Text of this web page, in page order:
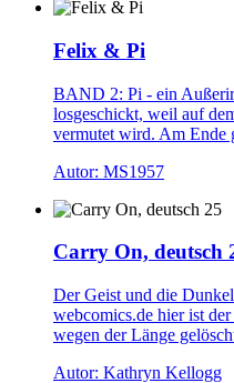
Felix & Pi
BAND 2: Pi - ein
losgeschickt, weil auf
vermutet wird. Am Ende
Autor: MS1957
Carry On, deutsch
Der Geist und die
webcomics.de hier ist
wegen der Länge
Autor: Kathryn Kellogg